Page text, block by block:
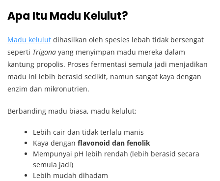
Apa Itu Madu Kelulut?
Madu kelulut dihasilkan oleh spesies lebah tidak bersengat
seperti Trigona yang menyimpan madu mereka dalam
kantung propolis. Proses fermentasi semula jadi menjadikan
madu ini lebih berasid sedikit, namun sangat kaya dengan
enzim dan mikronutrien.
Berbanding madu biasa, madu kelulut:
Lebih cair dan tidak terlalu manis
Kaya denganflavonoid dan fenolik
Mempunyai pH lebih rendah (lebih berasid secara
semula jadi)
Lebih mudah dihadam